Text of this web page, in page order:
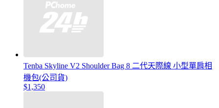
Tenba Skyline V2 Shoulder Bag 8 二代天際線 小型單肩相
機包(公司貨)
$1,350